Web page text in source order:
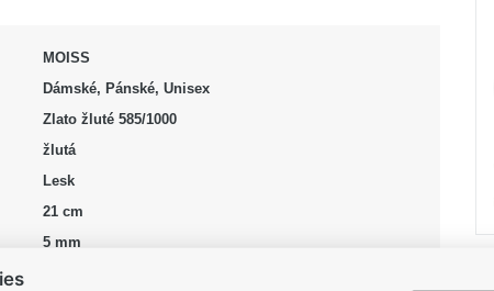
MOISS
Dámské, Pánské, Unisex
Zlato žluté 585/1000
žlutá
Lesk
21 cm
5 mm